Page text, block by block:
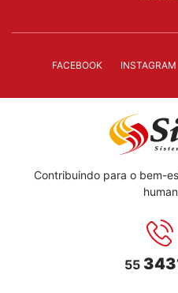
FACEBOOK INSTAGRAM
Contribuindo para o bem-
55